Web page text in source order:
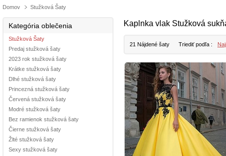
Domov Stužková Šaty
Kategória oblečenia
Stužková Šaty
Predaj stužková šaty
2023 rok stužková šaty
Krátke stužková šaty
Dlhé stužková šaty
Princezná stužková šaty
Červená stužková šaty
Modré stužková šaty
Bez ramienok stužková šaty
Čierne stužková šaty
Žlté stužková šaty
Sexy stužková šaty
Kaplnka vlak Stužková
21 Nájdené šaty Triediť podľa :